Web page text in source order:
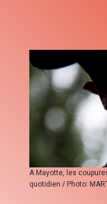
A Mayotte, les
quotidien / Photo: